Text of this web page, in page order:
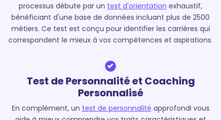
processus débute par un test d'orientation exhaustif,
bénéficiant d'une base de données incluant plus de 2500
métiers. Ce test est conçu pour identifier les carrières qui
correspondent le mieux à vos compétences et aspirations.
Test de Personnalité et Coaching
Personnalisé
En complément, un test de personnalité approfondi vous